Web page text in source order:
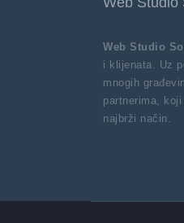
Web Studio
i klijenata. Uz
mnogih
partnerima,
najbrži način.